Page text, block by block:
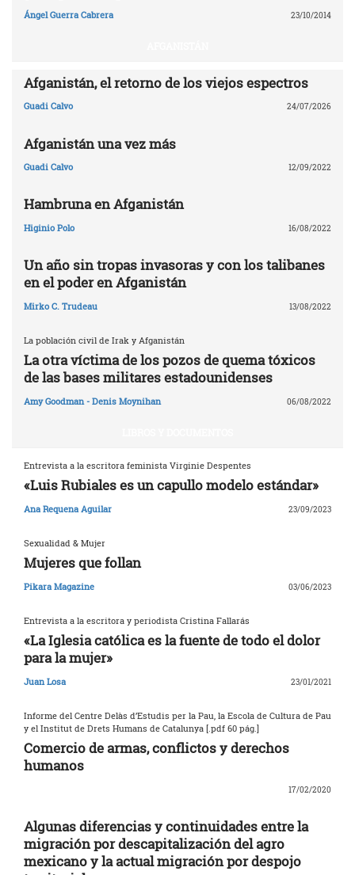
Ángel Guerra Cabrera 23/10/2014
Afganistán, el retorno de los viejos espectros
Guadi Calvo 24/07/2026
Afganistán una vez más
Guadi Calvo 12/09/2022
Hambruna en Afganistán
Higinio Polo 16/08/2022
Un año sin tropas invasoras y con los talibanes
en el poder en Afganistán
Mirko C. Trudeau 13/08/2022
La población civil de Irak y Afganistán
La otra víctima de los pozos de quema tóxicos
de las bases militares estadounidenses
Amy Goodman - Denis Moynihan 06/08/2022
Entrevista a la escritora feminista Virginie Despentes
«Luis Rubiales es un capullo modelo estándar»
Ana Requena Aguilar 23/09/2023
Sexualidad & Mujer
Mujeres que follan
Pikara Magazine 03/06/2023
Entrevista a la escritora y periodista Cristina Fallarás
«La Iglesia católica es la fuente de todo el dolor
para la mujer»
Juan Losa 23/01/2021
Informe del Centre Delàs d’Estudis per la Pau, la Escola de Cultura de Pau
y el Institut de Drets Humans de Catalunya [.pdf 60 pág.]
Comercio de armas, conflictos y derechos
humanos
17/02/2020
Algunas diferencias y continuidades entre la
migración por descapitalización del agro
mexicano y la actual migración por despojo